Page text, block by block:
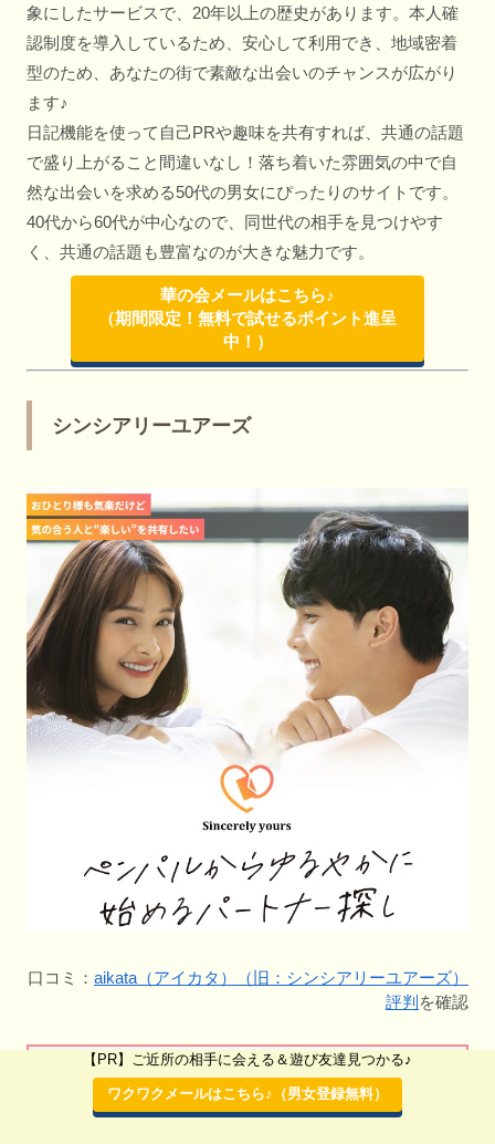
象にしたサービスで、20年以上の歴史があります。本人確
認制度を導入しているため、安心して利用でき、地域密着
型のため、あなたの街で素敵な出会いのチャンスが広がり
ます♪
日記機能を使って自己PRや趣味を共有すれば、共通の話題
で盛り上がること間違いなし！落ち着いた雰囲気の中で自
然な出会いを求める50代の男女にぴったりのサイトです。
40代から60代が中心なので、同世代の相手を見つけやす
く、共通の話題も豊富なのが大きな魅力です。
華の会メールはこちら♪
（期間限定！無料で試せるポイント進呈
中！）
シンシアリーユアーズ
口コミ： aikata（アイカタ）（旧：シンシアリーユアーズ）
評判 を確認
マッチング
aikata（アイカタ）（旧：シンシアリーユアーズ）
【PR】ご近所の相手に会える＆遊び友達見つかる♪
ワクワクメールはこちら♪（男女登録無料）